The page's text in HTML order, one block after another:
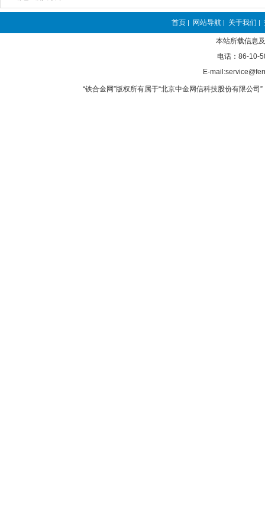
首页 | 网站导航 | 关于我们 |
本站所载信息
电话：86-10-
E-
“铁合金网”版权所有属于“北京中金网信科技股份有限公司